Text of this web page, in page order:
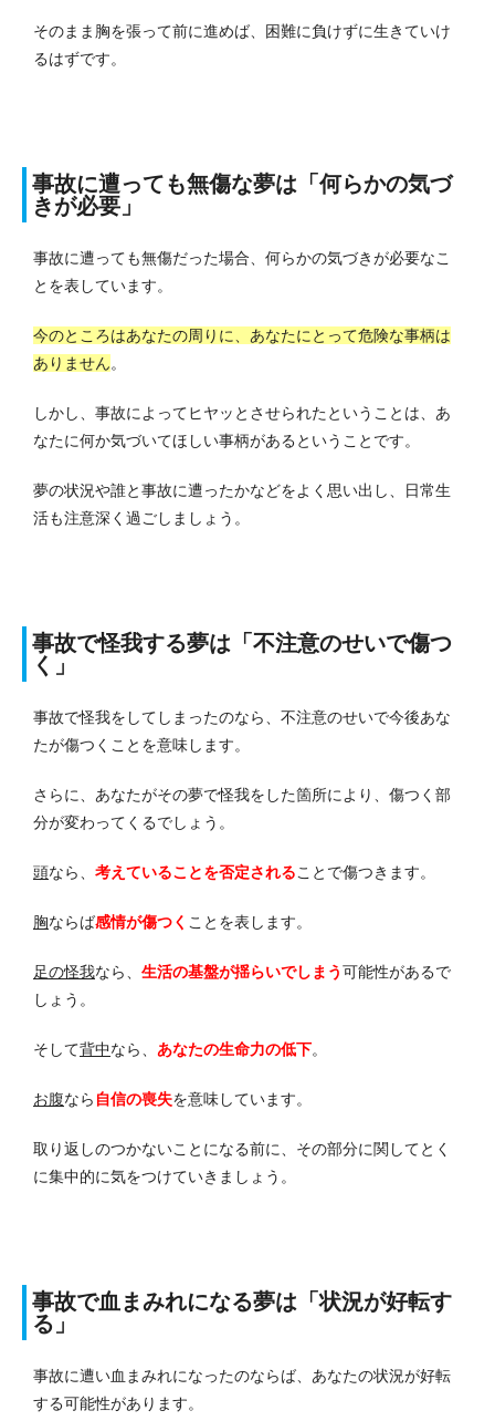
そのまま胸を張って前に進めば、困難に負けずに生きていけ
るはずです。
事故に遭っても無傷な夢は「何らかの気づ
きが必要」
事故に遭っても無傷だった場合、何らかの気づきが必要なこ
とを表しています。
今のところはあなたの周りに、あなたにとって危険な事柄は
ありません。
しかし、事故によってヒヤッとさせられたということは、あ
なたに何か気づいてほしい事柄があるということです。
夢の状況や誰と事故に遭ったかなどをよく思い出し、日常生
活も注意深く過ごしましょう。
事故で怪我する夢は「不注意のせいで傷つ
く」
事故で怪我をしてしまったのなら、不注意のせいで今後あな
たが傷つくことを意味します。
さらに、あなたがその夢で怪我をした箇所により、傷つく部
分が変わってくるでしょう。
頭なら、 考えていることを否定されることで傷つきます。
胸ならば感情が傷つく ことを表します。
足の怪我なら、 生活の基盤が揺らいでしまう可能性があるで
しょう。
そして背中なら、 あなたの生命力の低下。
お腹なら 自信の喪失を意味しています。
取り返しのつかないことになる前に、その部分に関してとく
に集中的に気をつけていきましょう。
事故で血まみれになる夢は「状況が好転す
る」
事故に遭い血まみれになったのならば、あなたの状況が好転
する可能性があります。